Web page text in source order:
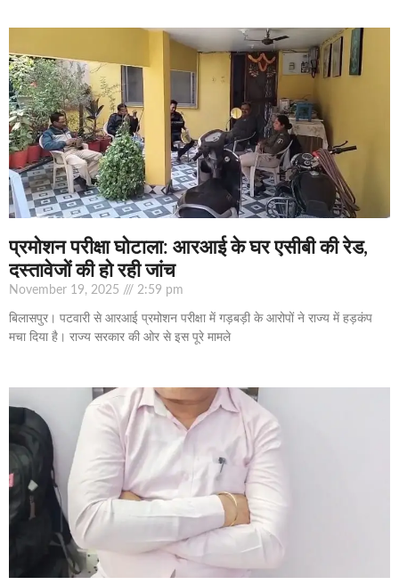
प्रमोशन परीक्षा घोटाला: आरआई के घर एसीबी की रेड,
दस्तावेजों की हो रही जांच
November 19, 2025 2:59 pm
बिलासपुर। पटवारी से आरआई प्रमोशन परीक्षा में गड़बड़ी के आरोपों ने राज्य में हड़कंप
मचा दिया है। राज्य सरकार की ओर से इस पूरे मामले